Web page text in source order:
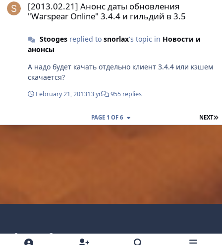
[2013.02.21] Анонс даты обновления
"Warspear Online" 3.4.4 и гильдий в 3.5
Stoogesreplied to snorlax's topic in Новости и
анонсы
А надо будет качать отдельно клиент 3.4.4 или кэшем
скачается?
February 21, 201313 yr 955 replies
NEXT
PAGE 1 OF 6
Light ModeDark ModeSystem Preference